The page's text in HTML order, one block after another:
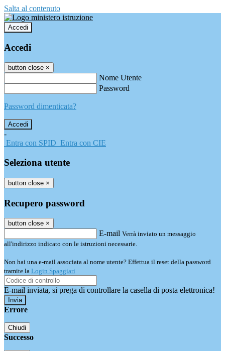
Salta al contenuto
Accedi
Accedi
button close ×
Nome Utente
Password
Password dimenticata?
-
Entra con SPID Entra con CIE
Seleziona utente
button close ×
Recupero password
button close ×
E-mail Verrà inviato un messaggio
all'indirizzo indicato con le istruzioni necessarie.
Non hai una e-mail associata al nome utente? Effettua il reset della password
tramite la Login Spaggiari
E-mail inviata, si prega di controllare la casella di posta elettronica!
Errore
Chiudi
Successo